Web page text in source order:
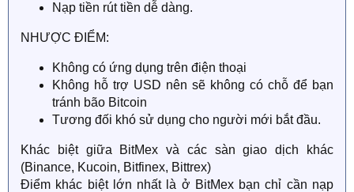
Nạp tiền rút tiền dễ dàng.
NHƯỢC ĐIỂM:
Không có ứng dụng trên điện thoại
Không hỗ trợ USD nên sẽ không có chỗ để bạn
tránh bão Bitcoin
Tương đối khó sử dụng cho người mới bắt đầu.
Khác biệt giữa BitMex và các sàn giao dịch khác
(Binance, Kucoin, Bitfinex, Bittrex)
Điểm khác biệt lớn nhất là ở BitMex bạn chỉ cần nạp